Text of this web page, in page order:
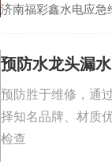
济南福彩鑫水电应急
预防水龙头漏
预防胜于维修，通
择知名品牌、材质
检查